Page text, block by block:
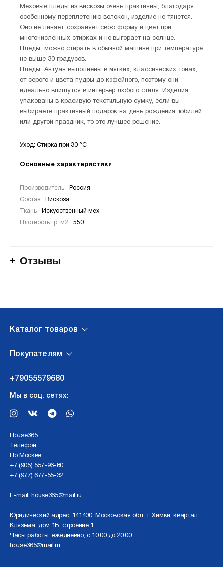
Меховые пледы из вискозы очень практичны, благодаря
особенному переплетению волокон, изделие не тянется.
Оно не линяет, сохраняет свою форму и цвет при
многочисленных стирках и не выгорает на солнце.
Пледы можно стирать в обычной машине при температуре
не выше 30 градусов.
Пледы Антуан выполнены в мягких, классических тонах,
от серого и цвета пудры до кофейного, поэтому они
идеально впишутся в интерьер любого стиля. Изделия
упакованы в красивую текстильную сумку, если вы
выбираете практичный подарок на день рождения, юбилей
или другой праздник, то это лучшее решение.
Уход: Стирка при 30 °С
Основные характеристики
Производитель Россия
Состав Вискоза
Ткань Искусственный мех
Плотность гр. м2 550
Отзывы
Каталог товаров
Покупателям
+79055579680
Мы в соц. сетях:
Нouse365
Телефон:
По Москве:
+7 (905) 557-96-80
+7 (977) 677-55-32
E-mail: house365@mail.ru
Юридический адрес: 141400, Московская обл., г. Химки, квартал
Клязьма, дом 1Б, строение 1
Часы работы: ежедневно, с 10:00 до 20:00
house365@mail.ru